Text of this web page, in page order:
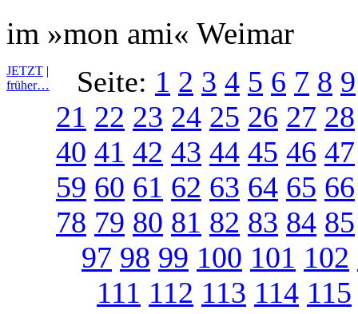
im »mon ami« Weimar
JETZT |
früher…
Seite: 1 2 3 4 5 6 7 8 9
21 22 23 24 25 26 27 28
40 41 42 43 44 45 46 47
59 60 61 62 63 64 65 66
78 79 80 81 82 83 84 85
97 98 99 100 101 102
111 112 113 114 115